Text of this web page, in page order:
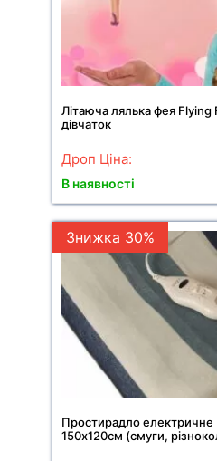
Літаюча лялька фея Flying
дівчаток
Дроп Ціна:
В наявності
Знижка 30%
Простирадло електричне
150х120см (смуги,